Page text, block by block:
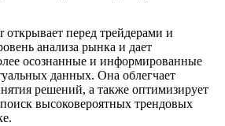
перед трейдерами и
анализа рынка и дает
осознанные и информированные
данных. Она облегчает
решений, а также оптимизирует
высоковероятных трендовых